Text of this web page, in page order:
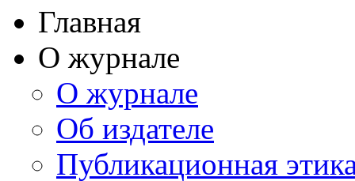
Главная
О журнале
О журнале
Об издателе
Публикационная